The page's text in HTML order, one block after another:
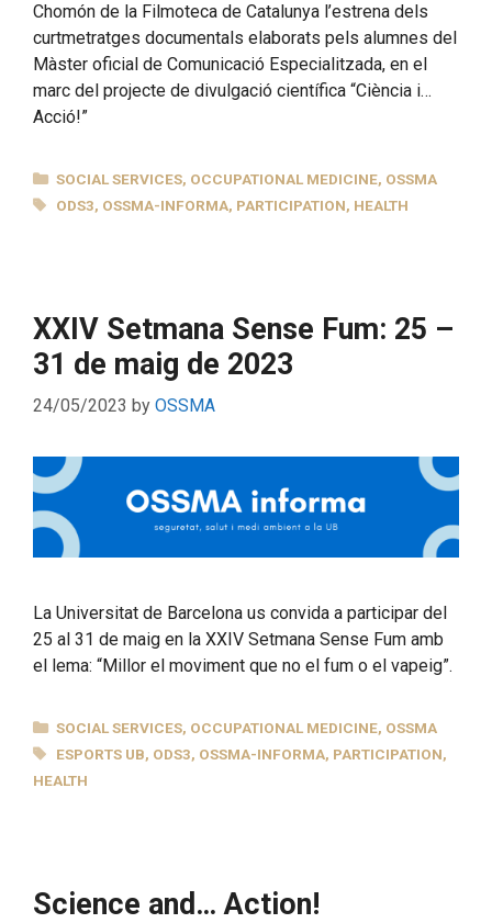
Chomón de la Filmoteca de Catalunya l’estrena dels
curtmetratges documentals elaborats pels alumnes del
Màster oficial de Comunicació Especialitzada, en el
marc del projecte de divulgació científica “Ciència i…
Acció!”
CATEGORIES
SOCIAL SERVICES, OCCUPATIONAL MEDICINE, OSSMA
TAGS
ODS3, OSSMA-INFORMA, PARTICIPATION, HEALTH
XXIV Setmana Sense Fum: 25 –
31 de maig de 2023
24/05/2023 by OSSMA
La Universitat de Barcelona us convida a participar del
25 al 31 de maig en la XXIV Setmana Sense Fum amb
el lema: “Millor el moviment que no el fum o el vapeig”.
CATEGORIES
SOCIAL SERVICES, OCCUPATIONAL MEDICINE, OSSMA
TAGS
ESPORTS UB, ODS3, OSSMA-INFORMA, PARTICIPATION,
HEALTH
Science and… Action!